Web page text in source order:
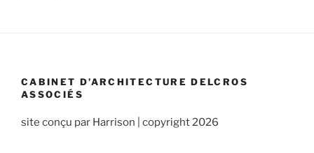
CABINET D’ARCHITECTURE DELCROS
ASSOCIÉS
site conçu par Harrison | copyright 2026